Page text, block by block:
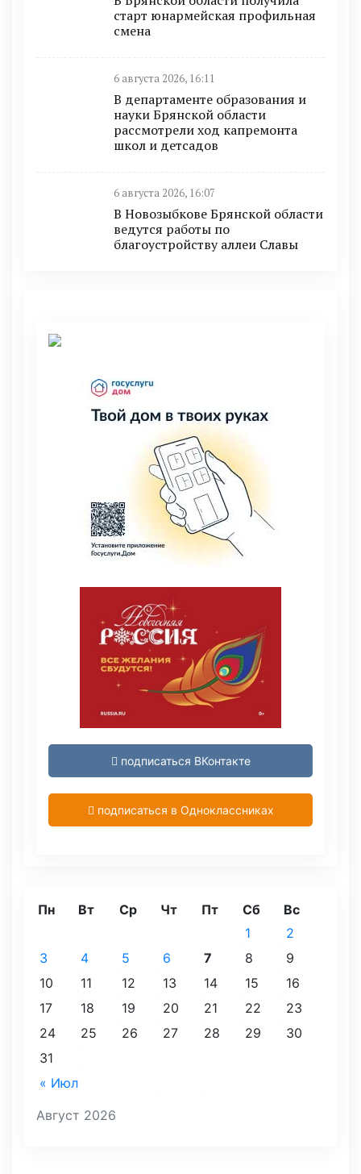
старт юнармейская профильная
смена
6 августа 2026, 16:11
В департаменте образования и
науки Брянской области
рассмотрели ход капремонта
школ и детсадов
6 августа 2026, 16:07
В Новозыбкове Брянской области
ведутся работы по
благоустройству аллеи Славы
подписаться ВКонтакте
подписаться в Одноклассниках
Август 2026
Пн Вт Ср Чт Пт Сб Вс
« Июл
1
2
3
4 5 6 7 8
9
10
11 12 13 14 15
16
17
18 19 20 21 22
23
24
25 26 27 28 29
30
31